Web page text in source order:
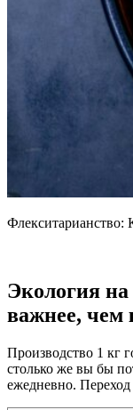
Флекситарианство:
Экология
важнее, чем
Производство 1 кг
столько же вы бы
ежедневно.